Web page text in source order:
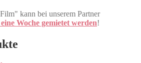
kann bei unserem Partner
Woche gemietet werden!